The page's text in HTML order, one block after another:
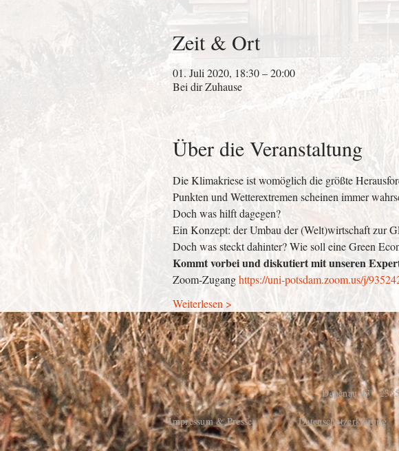
Zeit & Ort
01. Juli 2020, 18:30 – 20:00
Bei dir Zuhause
Über die Veranstaltung
Die Klimakriese ist womöglich die größte
Punkten und Wetterextremen scheinen immer
Doch was hilft dagegen?
Ein Konzept: der Umbau der (Welt)wirtschaft zur
Doch was steckt dahinter? Wie soll eine Green
Kommt vorbei und diskutiert mit unseren
Zoom-Zugang https://uni-potsdam.zoom.us/j/
Weiterlesen >
Depenau 43 -
Impressum & Presse Datenschutzerklärung